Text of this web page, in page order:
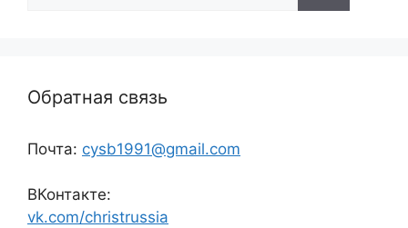
Обратная связь
Почта: cysb1991@gmail.com
ВКонтакте:
vk.com/christrussia